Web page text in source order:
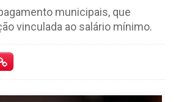
municipais, que
vinculada ao salário mínimo.